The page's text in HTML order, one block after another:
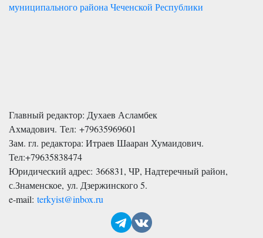
муниципального района Чеченской Республики
Главный редактор: Духаев Асламбек
Ахмадович. Тел: +79635969601
Зам. гл. редактора: Итраев Шааран Хумаидович.
Тел:+79635838474
Юридический адрес: 366831, ЧР, Надтеречный район,
с.Знаменское, ул. Дзержинского 5.
e-mail: terkyist@inbox.ru